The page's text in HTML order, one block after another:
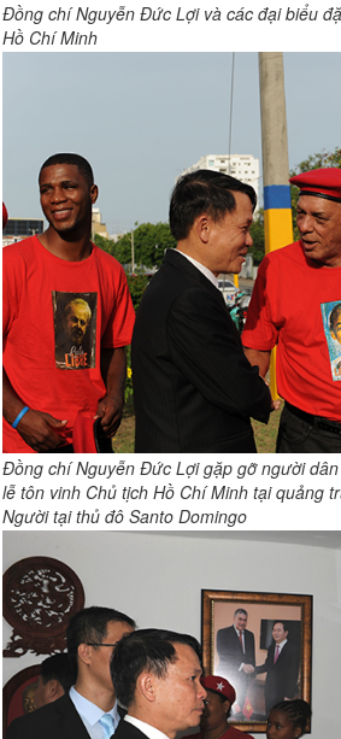
Đồng chí Nguyễn Đức Lợi và các đại biểu
Hồ Chí Minh
Đồng chí Nguyễn Đức Lợi gặp gỡ người
lễ tôn vinh Chủ tịch Hồ Chí Minh tại quảng
Người tại thủ đô Santo Domingo